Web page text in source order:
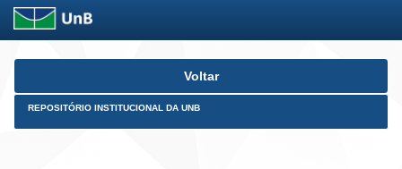
Skip
Voltar
REPOSITÓRIO INSTITUCIONAL DA UNB